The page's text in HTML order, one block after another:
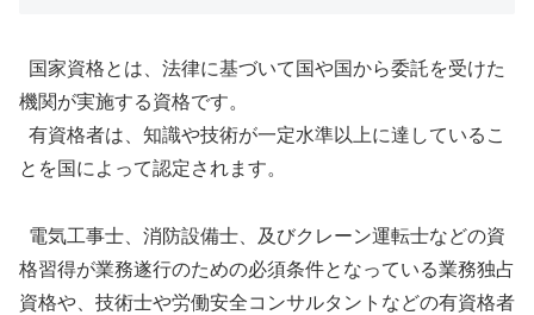
国家資格とは、法律に基づいて国や国から委託を受けた
機関が実施する資格です。
有資格者は、知識や技術が一定水準以上に達しているこ
とを国によって認定されます。
電気工事士、消防設備士、及びクレーン運転士などの資
格習得が業務遂行のための必須条件となっている業務独占
資格や、技術士や労働安全コンサルタントなどの有資格者